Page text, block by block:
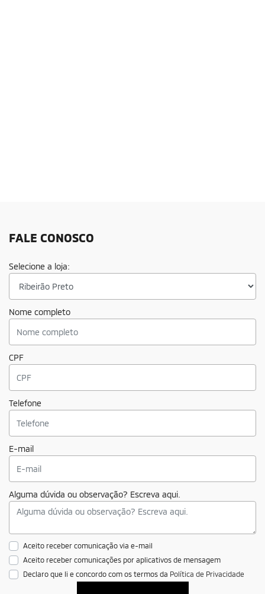
FALE CONOSCO
Selecione a loja:
Nome completo
CPF
Telefone
E-mail
Alguma dúvida ou observação? Escreva aqui.
Aceito receber comunicação via e-mail
Aceito receber comunicações por aplicativos de mensagem
Declaro que li e concordo com os termos da Política de Privacidade